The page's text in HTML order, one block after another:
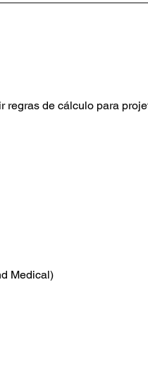
regras de cálculo para
Medical)